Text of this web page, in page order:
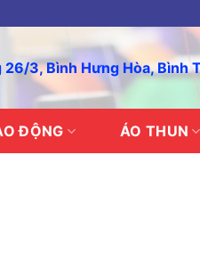
3, Bình Hưng Hòa, Bình
ĐỘNG ÁO THUN